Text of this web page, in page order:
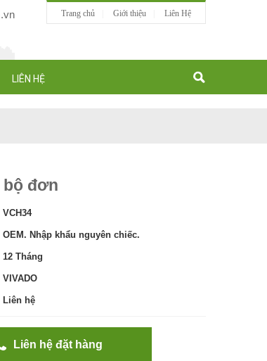
Trang chủ Giới thiệu Liên Hệ
LIÊN HỆ
bộ đơn
VCH34
OEM. Nhập khẩu nguyên chiếc.
12 Tháng
VIVADO
Liên hệ
Liên hệ đặt hàng